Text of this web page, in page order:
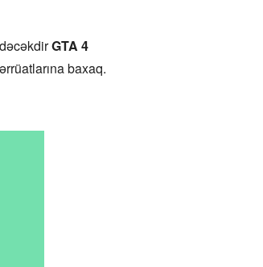
GTA 4
baxaq.